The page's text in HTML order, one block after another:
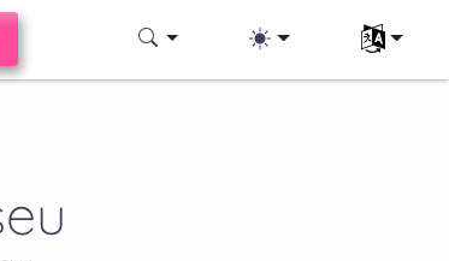
Selecione